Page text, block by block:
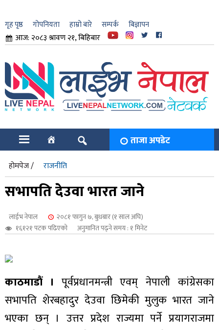
गृह पृष्ठ गोपनियता हाम्रो बारे सम्पर्क बिज्ञापन
आज: २०८३ श्रावण २१, बिहिबार
ताजा अपडेट
होमपेज / राजनीति
सभापति देउवा भारत जाने
लाईभ नेपाल
२०८१ फागुन ७, बुधबार (१ साल अघि)
१६१२१ पटक पढिएको
अनुमानित पढ्ने समय : १ मिनेट
काठमाडौं । पूर्वप्रधानमन्त्री एवम् नेपाली कांग्रेसका
सभापति शेरबहादुर देउवा छिमेकी मुलुक भारत जाने
भएका छन् । उत्तर प्रदेश राज्यमा पर्ने प्रयागराजमा